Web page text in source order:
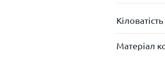
Матеріал